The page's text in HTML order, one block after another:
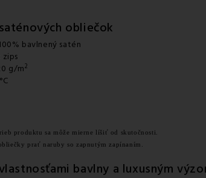
obliečok
bavlnený satén
zips
g/m2
produktu sa môže mierne líšiť od skutočnosti.
prať naruby so zapnutým zapínaním.
bavlny a luxusným